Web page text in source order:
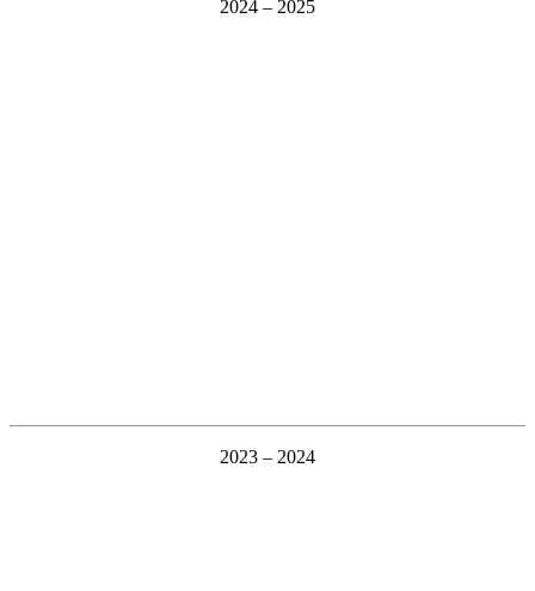
2024 – 2025
2023 – 2024